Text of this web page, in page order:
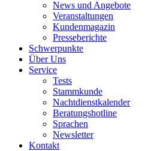
News und Angebote
Veranstaltungen
Kundenmagazin
Presseberichte
Schwerpunkte
Über Uns
Service
Tests
Stammkunde
Nachtdienstkalender
Beratungshotline
Sprachen
Newsletter
Kontakt